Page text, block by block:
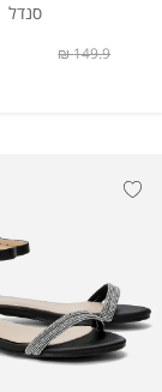
סנדל
149.9 ₪